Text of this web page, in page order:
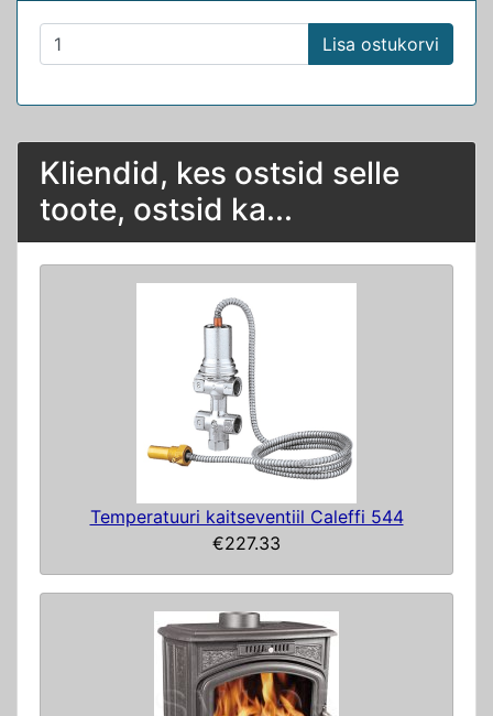
Lisa ostukorvi
Kliendid, kes ostsid selle
toote, ostsid ka...
Temperatuuri kaitseventiil Caleffi 544
€227.33